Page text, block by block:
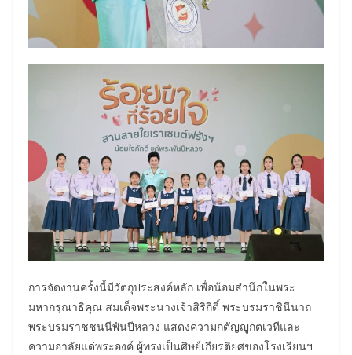
การจัดงานครั้งนี้มีวัตถุประสงค์หลัก เพื่อน้อมสำนึกในพระ
มหากรุณาธิคุณ สมเด็จพระนางเจ้าสิริกิติ์ พระบรมราชินีนาถ
พระบรมราชชนนีพันปีหลวง แสดงความกตัญญูกตเวทีและ
ความอาลัยแด่พระองค์ ผู้ทรงเป็นศิษย์เกียรติยศของโรงเรียนฯ